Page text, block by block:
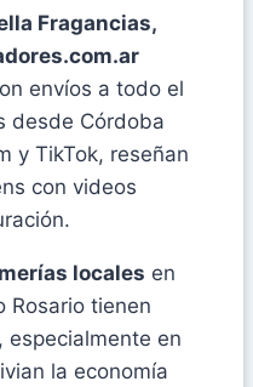
Fragancias,
envíos a todo el
desde Córdoba
y TikTok, reseñan
con videos
locales en
Rosario tienen
especialmente en
la economía